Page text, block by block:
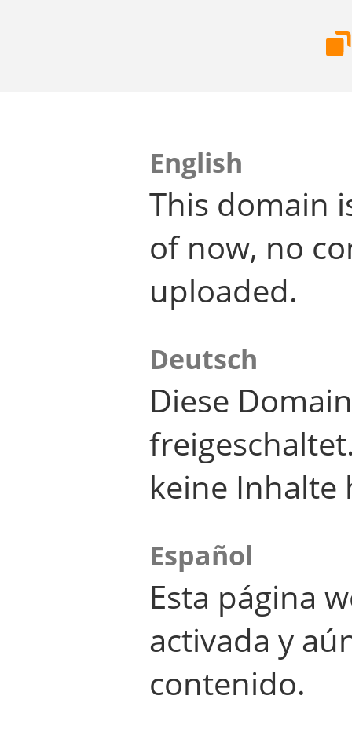
English
This domain
of now, no
uploaded.
Deutsch
Diese
keine Inhalte
Español
Esta página
activada y
contenido.